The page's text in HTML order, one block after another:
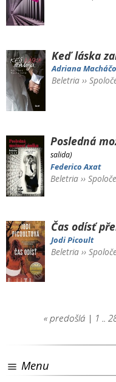
Keď láska
Adriana
Beletria ››
Posledná
salida)
Federico Axat
Beletria››
Čas odísť
Jodi Picoult
Beletria››
« predošlá| 1 ..
Menu